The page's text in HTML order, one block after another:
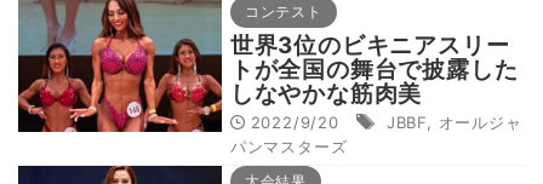
コンテスト
世界3位のビキニアスリー
トが全国の舞台で披露した
しなやかな筋肉美
2022/9/20 JBBF
オールジャ
パンマスターズ